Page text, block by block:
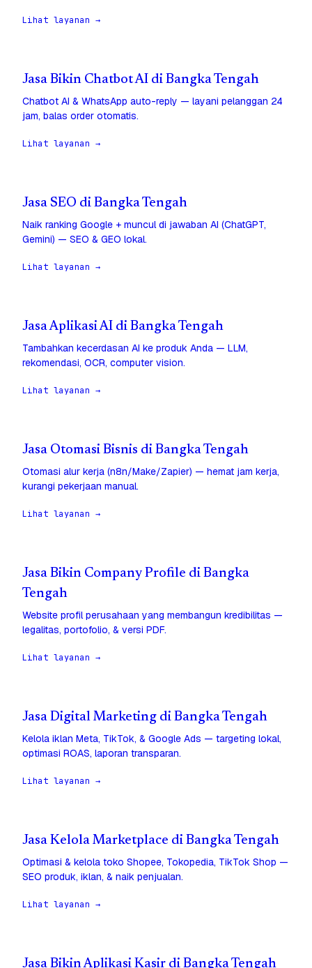
Lihat layanan →
Jasa Bikin Chatbot AI di Bangka Tengah
Chatbot AI & WhatsApp auto-reply — layani pelanggan 24
jam, balas order otomatis.
Lihat layanan →
Jasa SEO di Bangka Tengah
Naik ranking Google + muncul di jawaban AI (ChatGPT,
Gemini) — SEO & GEO lokal.
Lihat layanan →
Jasa Aplikasi AI di Bangka Tengah
Tambahkan kecerdasan AI ke produk Anda — LLM,
rekomendasi, OCR, computer vision.
Lihat layanan →
Jasa Otomasi Bisnis di Bangka Tengah
Otomasi alur kerja (n8n/Make/Zapier) — hemat jam kerja,
kurangi pekerjaan manual.
Lihat layanan →
Jasa Bikin Company Profile di Bangka
Tengah
Website profil perusahaan yang membangun kredibilitas —
legalitas, portofolio, & versi PDF.
Lihat layanan →
Jasa Digital Marketing di Bangka Tengah
Kelola iklan Meta, TikTok, & Google Ads — targeting lokal,
optimasi ROAS, laporan transparan.
Lihat layanan →
Jasa Kelola Marketplace di Bangka Tengah
Optimasi & kelola toko Shopee, Tokopedia, TikTok Shop —
SEO produk, iklan, & naik penjualan.
Lihat layanan →
Jasa Bikin Aplikasi Kasir di Bangka Tengah